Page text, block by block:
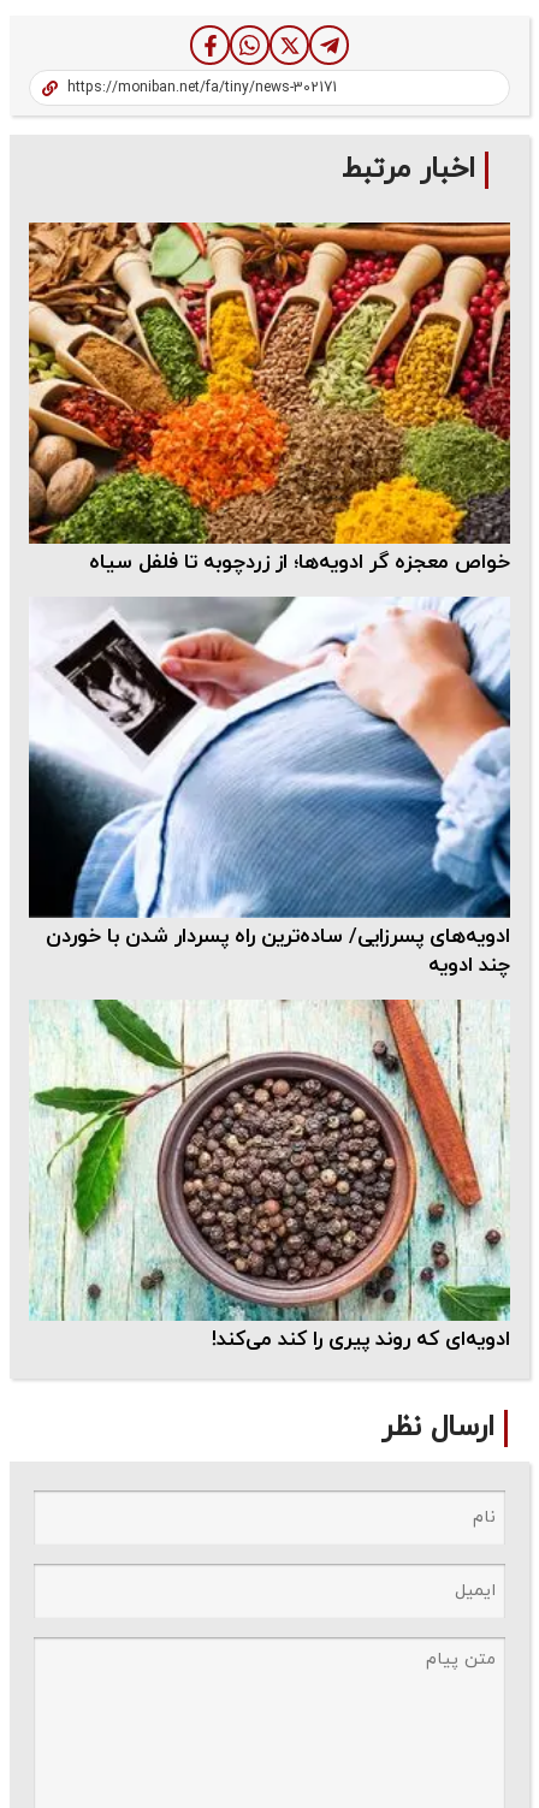
اخبار مرتبط
خواص معجزه گر ادویه‌ها؛ از زردچوبه تا فلفل سیاه
ادویه‌های پسرزایی/ ساده‌ترین راه پسردار شدن با خوردن
چند ادویه
ادویه‌ای که روند پیری را کند می‌کند!
ارسال نظر